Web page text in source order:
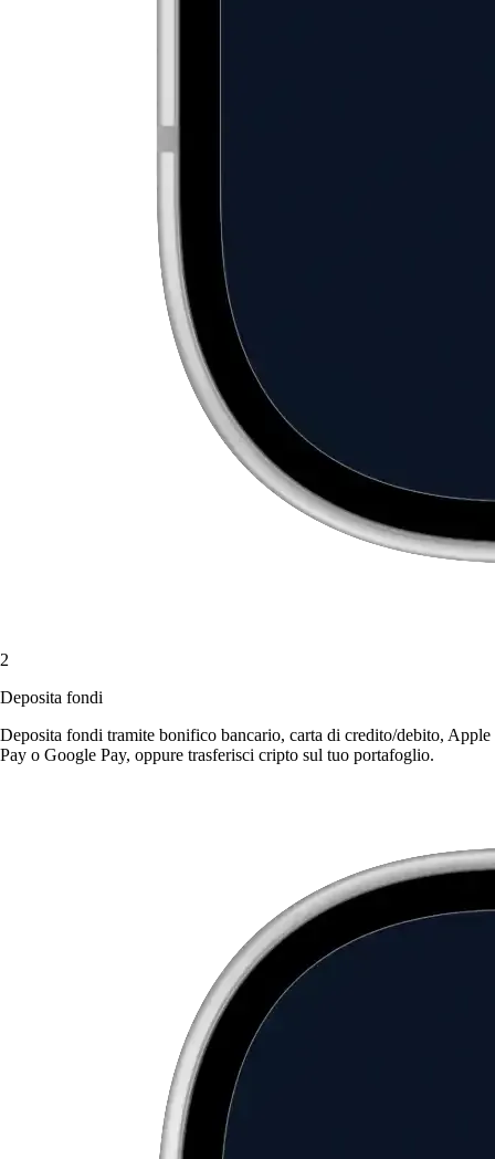
2
Deposita fondi
Deposita fondi tramite bonifico bancario, carta di credito/debito, Apple
Pay o Google Pay, oppure trasferisci cripto sul tuo portafoglio.